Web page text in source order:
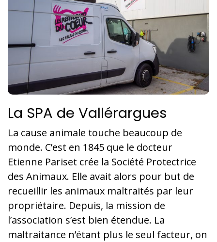
La SPA de Vallérargues
La cause animale touche beaucoup de
monde. C’est en 1845 que le docteur
Etienne Pariset crée la Société Protectrice
des Animaux. Elle avait alors pour but de
recueillir les animaux maltraités par leur
propriétaire. Depuis, la mission de
l’association s’est bien étendue. La
maltraitance n’étant plus le seul facteur, on